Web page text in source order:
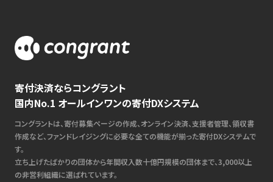
寄付決済ならコングラント
国内No.1 オールインワンの寄付DXシステム
コングラントは、寄付募集ページの作成、オンライン決済、支援者管理、領収書
作成など、ファンドレイジングに必要な全ての機能が揃った寄付DXシステムで
す。
立ち上げたばかりの団体から年間収入数十億円規模の団体まで、3,000以上
の非営利組織に選ばれています。